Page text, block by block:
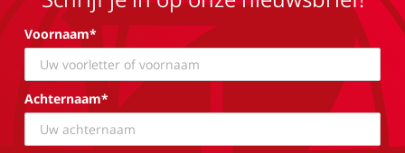
Voornaam*
Achternaam*